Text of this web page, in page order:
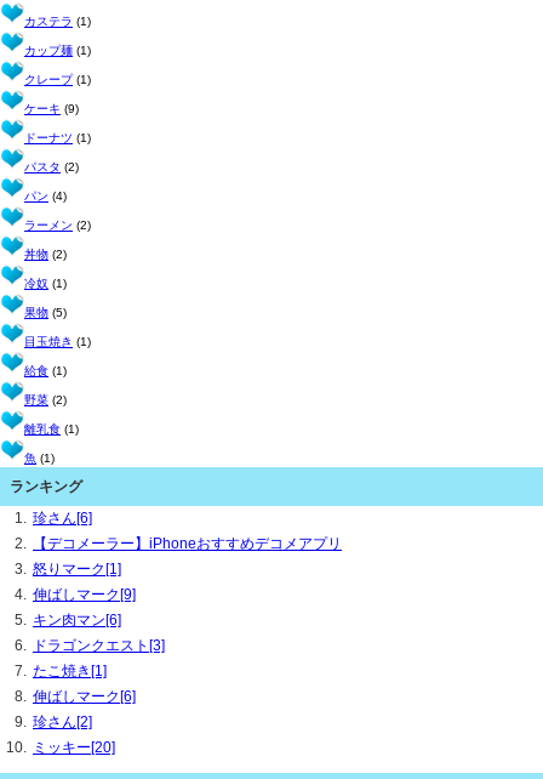
カステラ (1)
カップ麺 (1)
クレープ(1)
ケーキ (9)
ドーナツ (1)
パスタ (2)
パン (4)
ラーメン (2)
丼物 (2)
冷奴 (1)
果物 (5)
目玉焼き (1)
給食 (1)
野菜 (2)
離乳食 (1)
魚 (1)
ランキング
珍さん[6]
【デコメーラー】iPhoneおすすめデコメアプリ
怒りマーク[1]
伸ばしマーク[9]
キン肉マン[6]
ドラゴンクエスト[3]
たこ焼き[1]
伸ばしマーク[6]
珍さん[2]
ミッキー[20]